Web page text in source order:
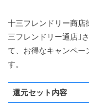
十三フレンドリー商店
三フレンドリー通店｣
て、お得なキャンペ
す。
還元セット内容